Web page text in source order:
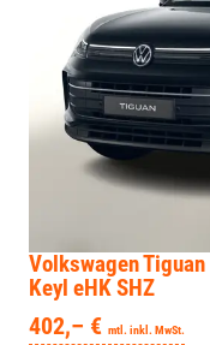
Volkswagen Tiguan
Keyl eHK SHZ
402,– € mtl. inkl. MwSt.